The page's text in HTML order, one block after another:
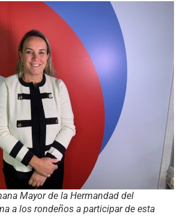
Mayor de la Hermandad del
a los rondeños a participar de esta